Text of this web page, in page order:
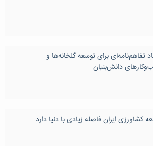
تفاهم‌نامه‌ای برای توسعه گلخانه‌ها و
دانش‌بنیان
کشاورزی ایران فاصله زیادی با دنیا دارد